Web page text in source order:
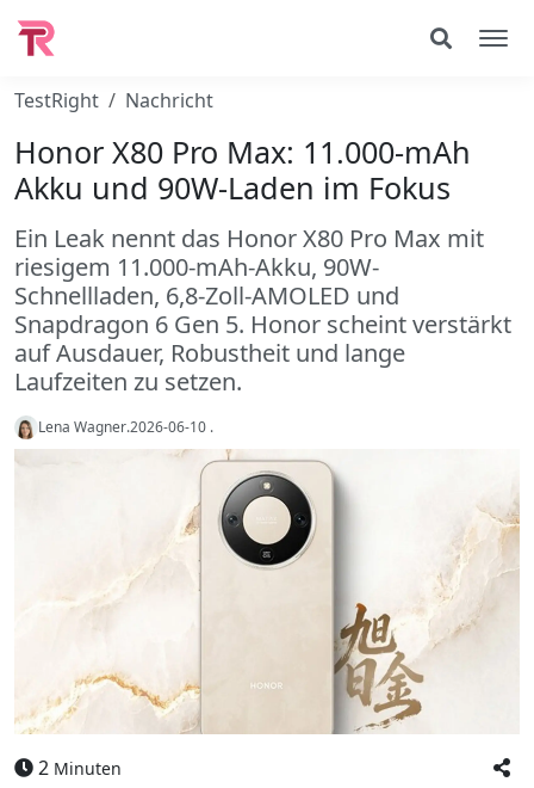
TestRight Nachricht
Honor X80 Pro Max: 11.000-mAh
Akku und 90W-Laden im Fokus
Ein Leak nennt das Honor X80 Pro Max mit
riesigem 11.000-mAh-Akku, 90W-
Schnellladen, 6,8-Zoll-AMOLED und
Snapdragon 6 Gen 5. Honor scheint verstärkt
auf Ausdauer, Robustheit und lange
Laufzeiten zu setzen.
Lena Wagner.2026-06-10 .
2 Minuten